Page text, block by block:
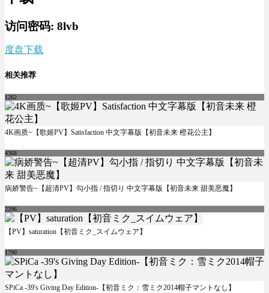
访问密码: 8lvb
度盘下载
相关推荐
1262
4K画质~【歌姬PV】Satisfaction 中文字幕版【初音未来 橙花公主】
4368
病娇警告~【超清PV】勾小指 / 指切り 中文字幕版【初音未来 甜美恶魔】
2296
【PV】saturation【初音ミク_スイムウェア】
1790
SPiCa -39's Giving Day Edition-【初音ミク：雪ミク2014帽子マントなし】